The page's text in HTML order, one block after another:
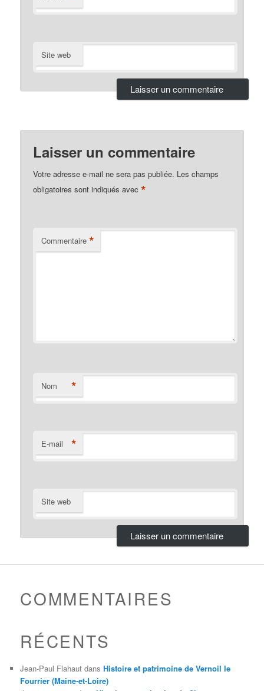
Site web
Laisser un commentaire
Votre adresse e-mail ne sera pas publiée. Les champs
obligatoires sont indiqués avec*
Commentaire *
Nom *
E-mail *
Site web
COMMENTAIRES
RÉCENTS
Jean-Paul Flahaut dansHistoire et patrimoine de Vernoil le
Fourrier (Maine-et-Loire)